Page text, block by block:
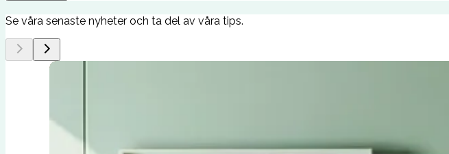
Se våra senaste nyheter och ta del av våra tips.